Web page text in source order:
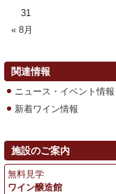
« 8月
31
関連情報
ニュース・イベント情報
新着ワイン情報
施設のご案内
無料見学
ワイン醸造館